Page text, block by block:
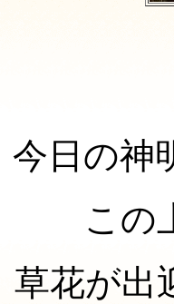
今日の神
この
草花が出